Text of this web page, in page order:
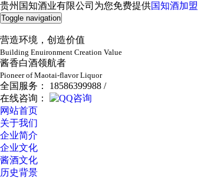
贵州国知酒业有限公司为您免费提供国知酒加盟
Toggle navigation
营造环境，创造价值
Building Enuironment Creation Value
酱香白酒领航者
Pioneer of Maotai-flavor Liquor
全国服务： 18586399988 /
在线咨询：
网站首页
关于我们
企业简介
企业文化
酱酒文化
历史背景